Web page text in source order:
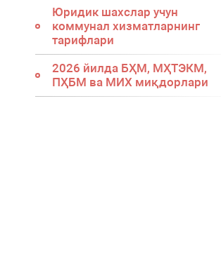
Юридик шахслар учун
коммунал хизматларнинг
тарифлари
2026 йилда БҲМ, МҲТЭКМ,
ПҲБМ ва МИХ миқдорлари